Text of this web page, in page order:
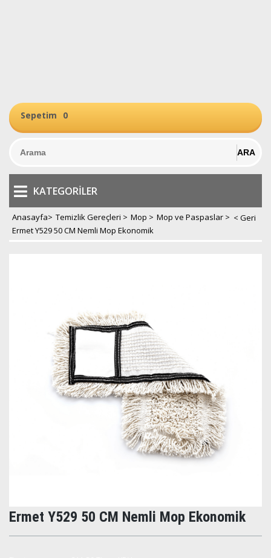
Sepetim 0
KATEGORILER
Anasayfa> Temizlik Gereçleri > Mop > Mop ve Paspaslar >
Ermet Y529 50 CM Nemli Mop Ekonomik
Ermet Y529 50 CM Nemli Mop Ekonomik